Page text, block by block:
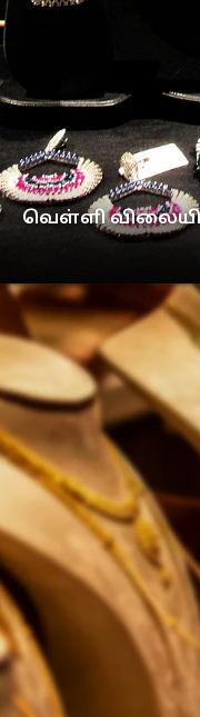
வெள்ளி